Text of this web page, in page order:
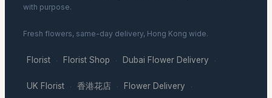
with purpose.
Fresh flowers, same-day delivery, Hong Kong wide.
Florist · Florist Shop · Dubai Flower Delivery ·
UK Florist · 香港花店 · Flower Delivery ·